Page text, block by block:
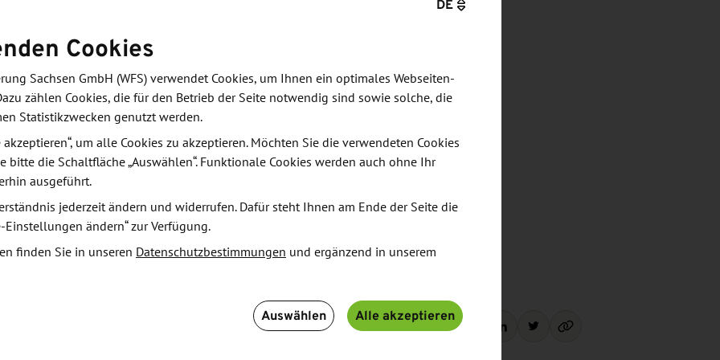
Initiative „Innovative Hochschule“ über fünf Jahre
HTW Dresden sind drei Teilvorhaben, sogenannte
(Prof. Dirk Reichelt); „Landwirtschaft und
über Köpfe“ (Prof. Anne-Katrin Haubold).
die Länder mit der Initiative „Innovative
Euro in die Umsetzung innovativer Strategien
Teilen:
DE
Cookies
Sachsen GmbH (WFS) verwendet Cookies, um Ihnen ein optimales Webseiten-
zählen Cookies, die für den Betrieb der Seite notwendig sind sowie solche, die
Statistikzwecken genutzt werden.
um alle Cookies zu akzeptieren. Möchten Sie die verwendeten Cookies
bitte die Schaltfläche „Auswählen“. Funktionale Cookies werden auch ohne Ihr
ausgeführt.
jederzeit ändern und widerrufen. Dafür steht Ihnen am Ende der Seite die
Einstellungen ändern“ zur Verfügung.
finden Sie in unseren Datenschutzbestimmungen und ergänzend in unserem
Auswählen Alle akzeptieren